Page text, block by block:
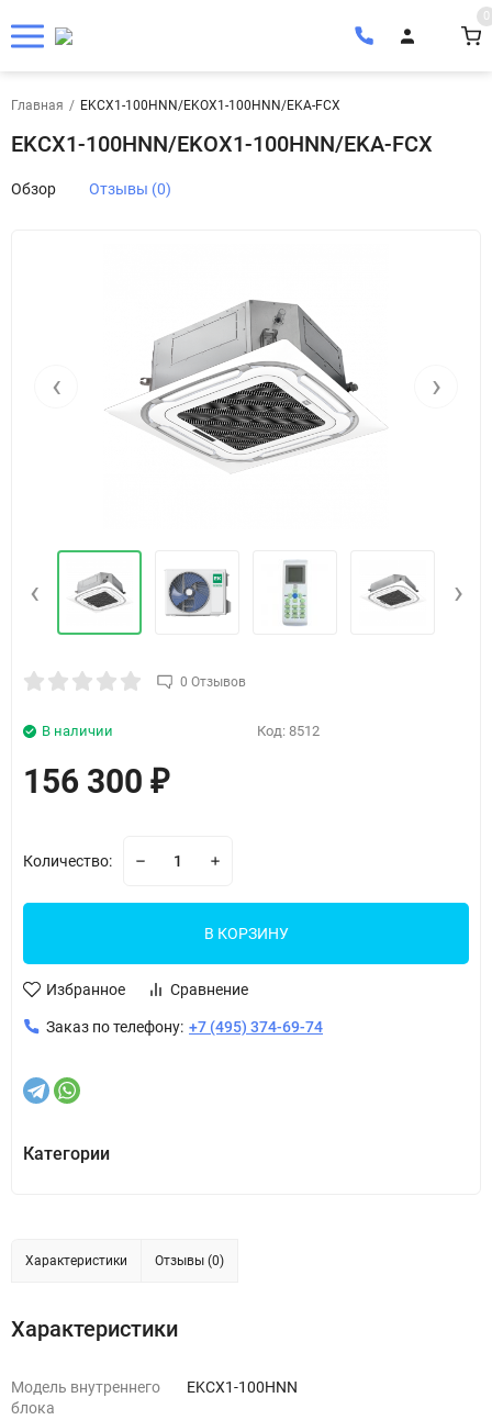
0
Главная / EKCX1-100HNN/EKOX1-100HNN/EKA-FCX
EKCX1-100HNN/EKOX1-100HNN/EKA-FCX
Обзор Отзывы (0)
‹ ›
‹ ›
0 Отзывов
Код: 8512
В наличии
156 300 ₽
Количество:
В КОРЗИНУ
Избранное Сравнение
Заказ по телефону: +7 (495) 374-69-74
Категории
Характеристики Отзывы (0)
Характеристики
Модель внутреннего
блока
EKСX1-100HNN